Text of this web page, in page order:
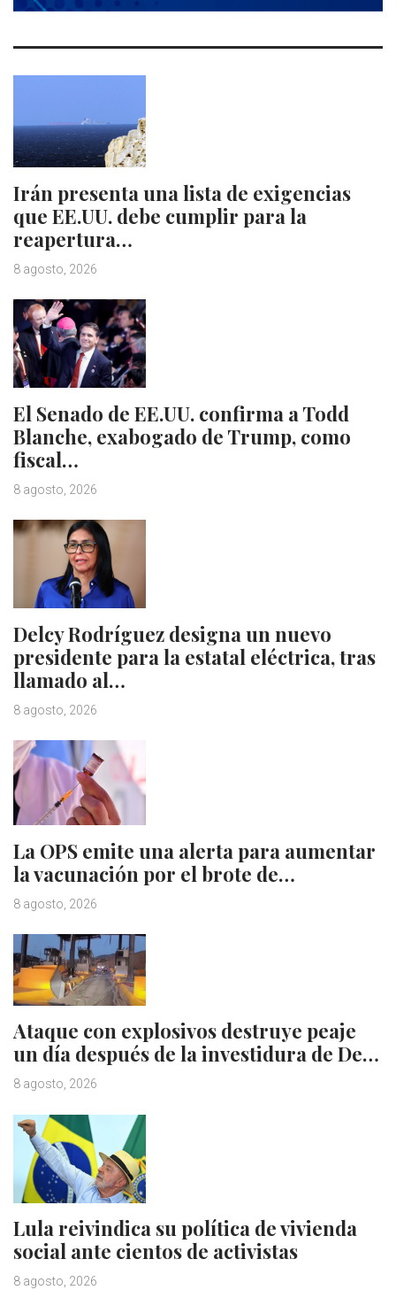
Irán presenta una lista de exigencias
que EE.UU. debe cumplir para la
reapertura…
8 agosto, 2026
El Senado de EE.UU. confirma a Todd
Blanche, exabogado de Trump, como
fiscal…
8 agosto, 2026
Delcy Rodríguez designa un nuevo
presidente para la estatal eléctrica, tras
llamado al…
8 agosto, 2026
La OPS emite una alerta para aumentar
la vacunación por el brote de…
8 agosto, 2026
Ataque con explosivos destruye peaje
un día después de la investidura de De…
8 agosto, 2026
Lula reivindica su política de vivienda
social ante cientos de activistas
8 agosto, 2026